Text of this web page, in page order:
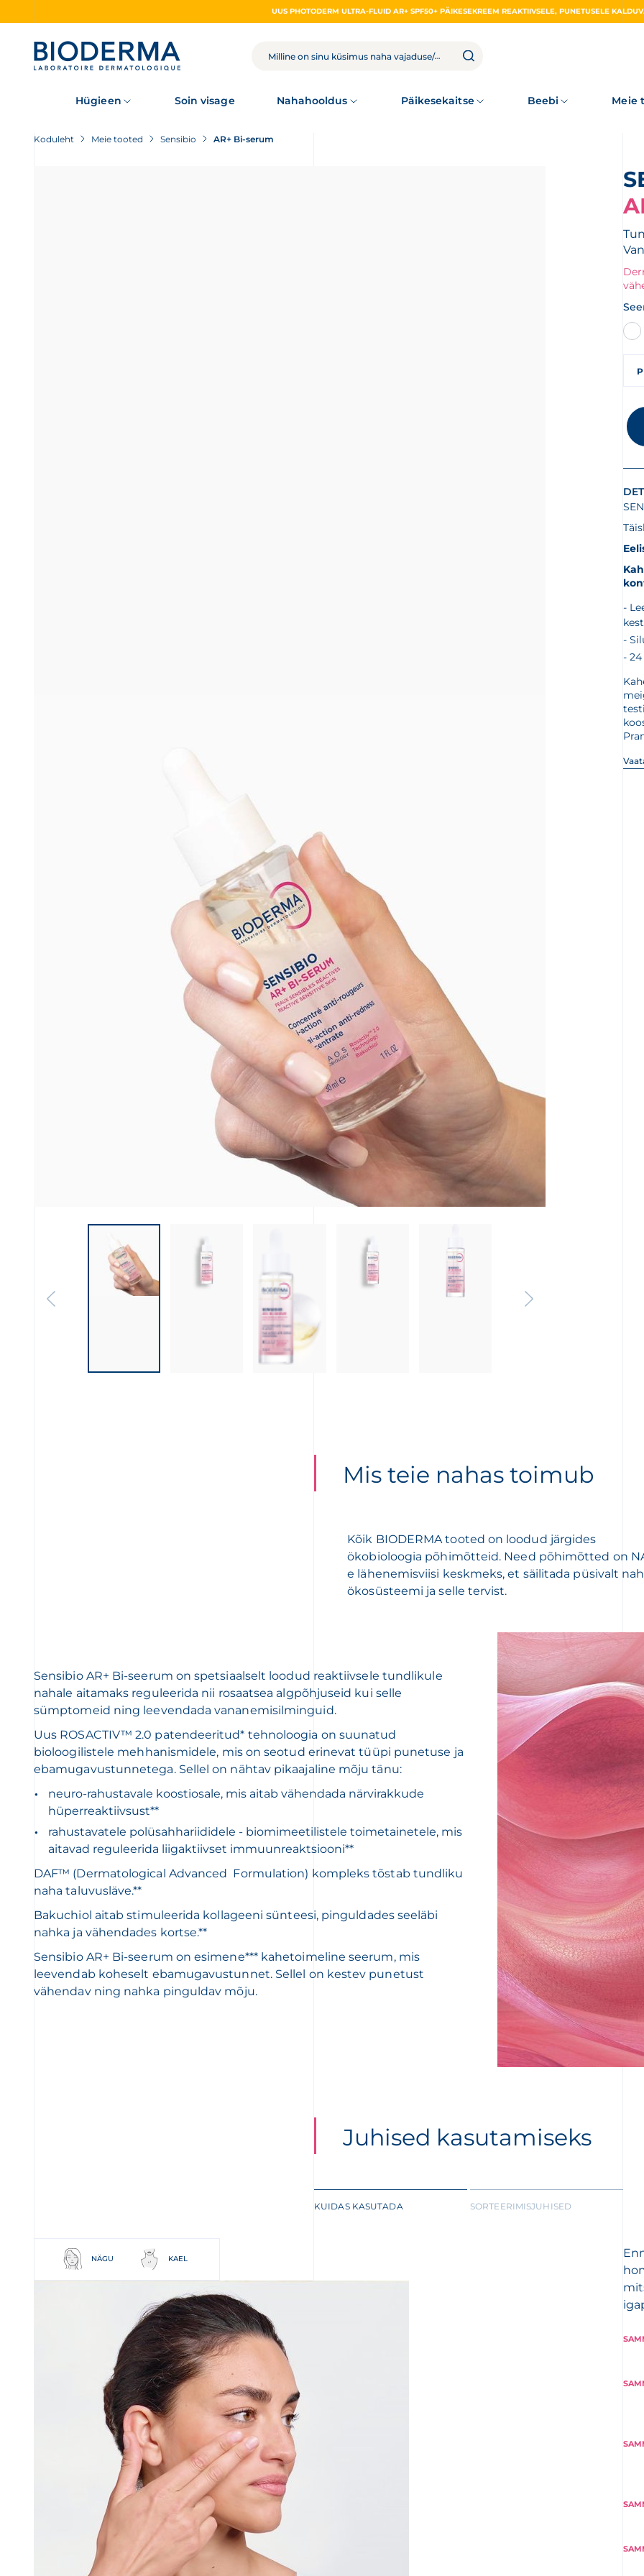
OTSING
Hügieen Soin visage Nahahooldus Päikesekaitse Beebi Meie
Koduleht Meie tooted Sensibio AR+ Bi-serum
Mis teie nahas toimub
Kõik BIODERMA tooted on loodud järgides
ökobioloogia põhimõtteid. Need põhimõtted on
e lähenemisviisi keskmeks, et säilitada püsivalt
ökosüsteemi ja selle tervist.
Sensibio AR+ Bi-seerum on spetsiaalselt loodud reaktiivsele tundlikule
nahale aitamaks reguleerida nii rosaatsea algpõhjuseid kui selle
sümptomeid ning leevendada vananemisilminguid.
Uus ROSACTIV™ 2.0 patendeeritud* tehnoloogia on suunatud
bioloogilistele mehhanismidele, mis on seotud erinevat tüüpi punetuse ja
ebamugavustunnetega. Sellel on nähtav pikaajaline mõju tänu:
neuro-rahustavale koostiosale, mis aitab vähendada närvirakkude
hüperreaktiivsust**
rahustavatele polüsahhariididele - biomimeetilistele toimetainetele, mis
aitavad reguleerida liigaktiivset immuunreaktsiooni**
DAF™ (Dermatological Advanced Formulation) kompleks tõstab tundliku
naha taluvusläve.**
Bakuchiol aitab stimuleerida kollageeni sünteesi, pinguldades seeläbi
nahka ja vähendades kortse.**
Sensibio AR+ Bi-seerum on esimene*** kahetoimeline seerum, mis
leevendab koheselt ebamugavustunnet. Sellel on kestev punetust
vähendav ning nahka pinguldav mõju.
Juhised kasutamiseks
KUIDAS KASUTADA SORTEERIMISJUHISED
NÄGU KAEL